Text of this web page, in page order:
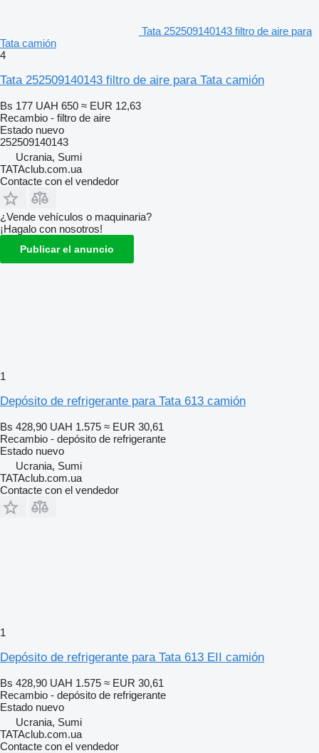
Tata 252509140143 filtro de aire para
Tata camión
4
Tata 252509140143 filtro de aire para Tata camión
Bs 177 UAH 650 ≈ EUR 12,63
Recambio - filtro de aire
Estado nuevo
252509140143
Ucrania, Sumi
TATAclub.com.ua
Contacte con el vendedor
¿Vende vehículos o maquinaria?
¡Hagalo con nosotros!
Publicar el anuncio
1
Depósito de refrigerante para Tata 613 camión
Bs 428,90 UAH 1.575 ≈ EUR 30,61
Recambio - depósito de refrigerante
Estado nuevo
Ucrania, Sumi
TATAclub.com.ua
Contacte con el vendedor
1
Depósito de refrigerante para Tata 613 EII camión
Bs 428,90 UAH 1.575 ≈ EUR 30,61
Recambio - depósito de refrigerante
Estado nuevo
Ucrania, Sumi
TATAclub.com.ua
Contacte con el vendedor